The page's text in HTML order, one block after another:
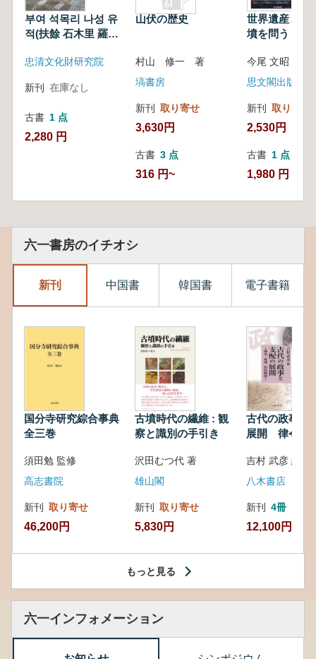
부여 석목리 나성 유
적(扶餘 石木里 羅城
忠清文化財研究院
新刊 在庫なし
古書 1 点
2,280 円
山伏の歴史
村山 修一 著
塙書房
新刊 取り寄せ
3,630円
古書 3 点
316 円~
世界遺産と天
墳を問う
思文閣出版
新刊 取り寄せ
2,530円
古書 1 点
1,980 円
六一書房のイチオシ
新刊 中国書 韓国書 電子書籍
国分寺研究綜合事典
全三巻
須田勉 監修
高志書院
新刊 取り寄せ
46,200円
古墳時代の繊維 : 観
察と識別の手引き
沢田むつ代 著
雄山閣
新刊 取り寄せ
5,830円
古代の政事と
展開 律令・
吉村 武彦 編集
八木書店
新刊 4冊
12,100円
もっと見る
六一インフォメーション